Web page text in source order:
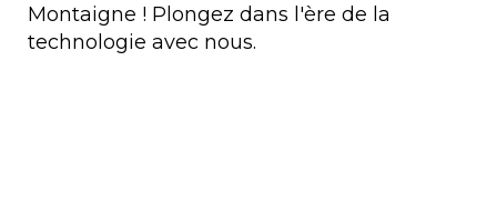
Montaigne ! Plongez dans l'ère de la
technologie avec nous.